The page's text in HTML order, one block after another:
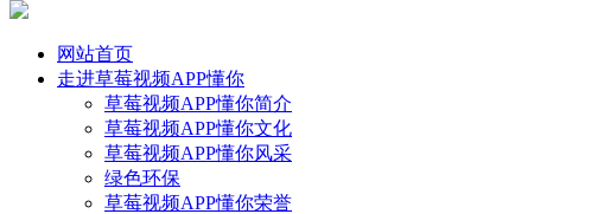
网站首页
走进草莓视频APP懂你
草莓视频APP懂你简介
草莓视频APP懂你文化
草莓视频APP懂你风采
绿色环保
草莓视频APP懂你荣誉